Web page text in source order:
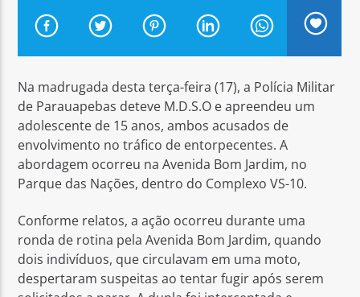
Arara Azul FM
Na madrugada desta terça-feira (17), a Polícia Militar
de Parauapebas deteve M.D.S.O e apreendeu um
adolescente de 15 anos, ambos acusados de
envolvimento no tráfico de entorpecentes. A
abordagem ocorreu na Avenida Bom Jardim, no
Parque das Nações, dentro do Complexo VS-10.
Conforme relatos, a ação ocorreu durante uma
ronda de rotina pela Avenida Bom Jardim, quando
dois indivíduos, que circulavam em uma moto,
despertaram suspeitas ao tentar fugir após serem